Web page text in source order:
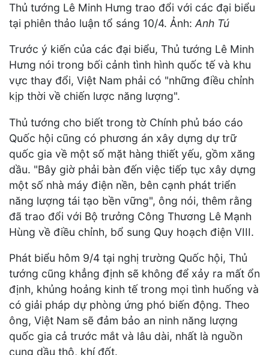
Thủ tướng Lê Minh Hưng trao đổi với các đại biểu
tại phiên thảo luận tổ sáng 10/4. Ảnh: Anh Tú
Trước ý kiến của các đại biểu, Thủ tướng Lê Minh
Hưng nói trong bối cảnh tình hình quốc tế và khu
vực thay đổi, Việt Nam phải có "những điều chỉnh
kịp thời về chiến lược năng lượng".
Thủ tướng cho biết trong tờ Chính phủ báo cáo
Quốc hội cũng có phương án xây dựng dự trữ
quốc gia về một số mặt hàng thiết yếu, gồm xăng
dầu. "Bây giờ phải bàn đến việc tiếp tục xây dựng
một số nhà máy điện nền, bên cạnh phát triển
năng lượng tái tạo bền vững", ông nói, thêm rằng
đã trao đổi với Bộ trưởng Công Thương Lê Mạnh
Hùng về điều chỉnh, bổ sung Quy hoạch điện VIII.
Phát biểu hôm 9/4 tại nghị trường Quốc hội, Thủ
tướng cũng khẳng định sẽ không để xảy ra mất ổn
định, khủng hoảng kinh tế trong mọi tình huống và
có giải pháp dự phòng ứng phó biến động. Theo
ông, Việt Nam sẽ đảm bảo an ninh năng lượng
quốc gia cả trước mắt và lâu dài, nhất là nguồn
cung dầu thô, khí đốt.